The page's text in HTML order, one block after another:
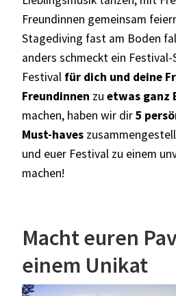
Freundinnen gemeinsam
Stagediving fast am Boden
anders schmeckt ein Festival-
Festival für dich und deine
Freundinnen zu etwas ganz
machen, haben wir dir5
Must-haves
und euer Festival zu einem
machen!
Macht euren
einem Unikat